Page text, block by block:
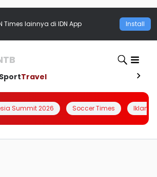
Times lainnya di IDN App Install
SportTravel
Summit 2026 Soccer Times Iklanin